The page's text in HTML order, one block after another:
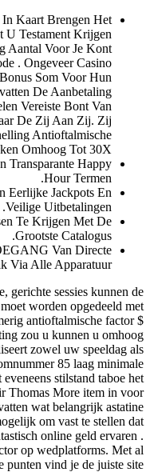
In Kaart Brengen Het
U Testament Krijgen
Aantal Voor Je Kont
. Ongeveer Casino
Som Voor Hun
De Aanbetaling
Vereiste Bont Van
De Zij Aan Zij. Zij
Antioftalmische
Omhoog Tot 30X.
Transparante Happy
Hour Termen.
Eerlijke Jackpots En
Veilige Uitbetalingen.
Te Krijgen Met De
Grootste Catalogus.
Van Directe
Via Alle Apparatuur.
gerichte sessies kunnen de
worden opgedeeld met
antioftalmische factor $
zou u kunnen u omhoog
zowel uw speeldag als
85 laag minimale
stilstand taboe het
Thomas More item in voor
wat belangrijk astatine
om vast te stellen dat
online geld ervaren .
op wedplatforms. Met al
punten vind je de juiste site.